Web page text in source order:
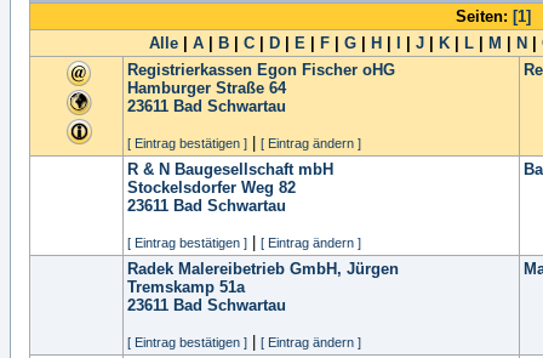
Seiten: [1]
Alle
A B C D E F G H J K L M N
Registrierkassen Egon Fischer oHG
Hamburger Straße 64
23611 Bad Schwartau
[ Eintrag bestätigen ] [ Eintrag ändern ]
R & N Baugesellschaft mbH
Stockelsdorfer Weg 82
23611 Bad Schwartau
[ Eintrag bestätigen ] [ Eintrag ändern ]
Radek Malereibetrieb GmbH, Jürgen
Tremskamp 51a
23611 Bad Schwartau
[ Eintrag bestätigen ] [ Eintrag ändern ]